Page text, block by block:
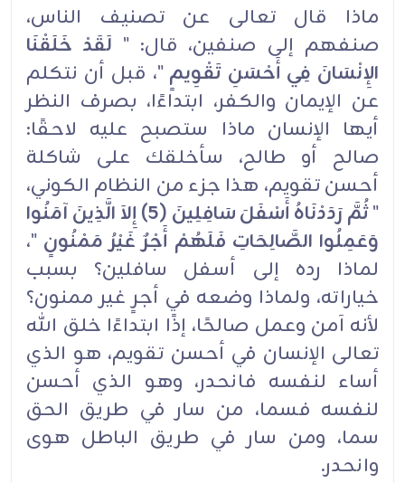
ماذا قال تعالى عن تصنيف الناس،
صنفهم إلى صنفين، قال: " لَقَدْ خَلَقْنَا
الإِنْسَانَ فِي أَحْسَنِ تَقْوِيمٍ"، قبل أن نتكلم
عن الإيمان والكفر، ابتداءًا، بصرف النظر
أيها الإنسان ماذا ستصبح عليه لاحقًا:
صالح أو طالح، سأخلقك على شاكلة
أحسن تقويم، هذا جزء من النظام الكوني،
"
ثُمَّ رَدَدْنَاهُ أَسْفَلَ سَافِلِينَ (5) إِلاَ الَّذِينَ آمَنُوا
وَعَمِلُوا الصَّالِحَاتِ فَلَهُمْ أَجْرٌ غَيْرُ مَمْنُونٍ "،
لماذا رده إلى أسفل سافلين؟ بسبب
خياراته، ولماذا وضعه في أجرٍ غير ممنون؟
لأنه آمن وعمل صالحًا، إذًا ابتداءًا خلق الله
تعالى الإنسان في أحسن تقويم، هو الذي
أساء لنفسه فانحدر، وهو الذي أحسن
لنفسه فسما، من سار في طريق الحق
سما، ومن سار في طريق الباطل هوى
وانحدر.